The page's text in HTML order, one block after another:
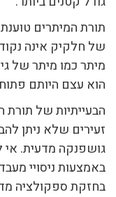
תורת המיתרים
של חלקיק אינה
מיתר כמו מיתר של
הוא עצם היותם
הבעייתיות של תורת
זעירים שלא ניתן
גושפנקה מדעית. אי
באמצעות ניסויי
בחזקת ספקולציה